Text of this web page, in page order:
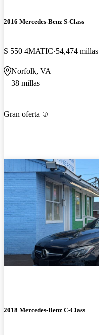
2016 Mercedes-Benz S-Class
S 550 4MATIC 54,474 millas
Norfolk, VA
38 millas
Gran oferta
2018 Mercedes-Benz C-Class